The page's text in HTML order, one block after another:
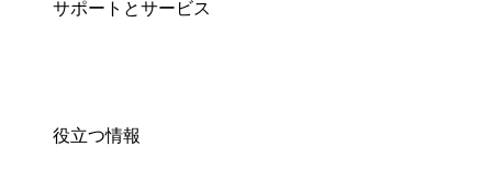
サポートとサービス
役立つ情報